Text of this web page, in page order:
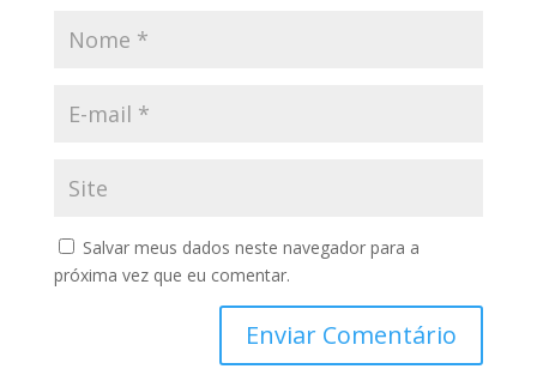
Salvar meus dados neste navegador para a
próxima vez que eu comentar.